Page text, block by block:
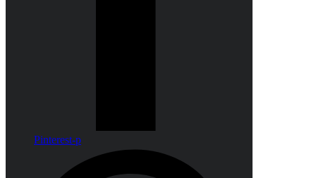
Pinterest-p